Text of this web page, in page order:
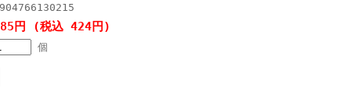
円 (税込 424円)
個